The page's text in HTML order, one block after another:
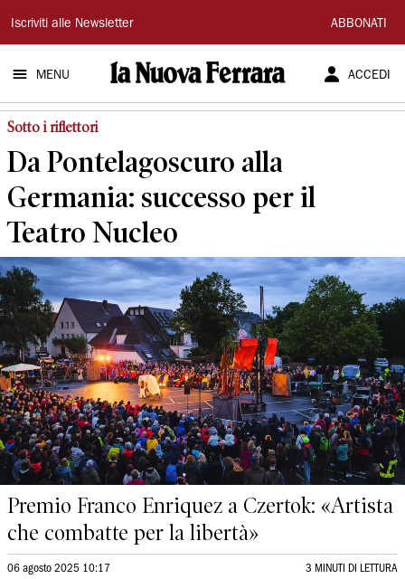
La
Nuova
Ferrara
Iscriviti alle Newsletter ABBONATI
MENU ACCEDI
Sotto i riflettori
Da Pontelagoscuro alla
Germania: successo per il
Teatro Nucleo
Premio Franco Enriquez a Czertok: «Artista
che combatte per la libertà»
06 agosto 2025 10:17 3 MINUTI DI LETTURA